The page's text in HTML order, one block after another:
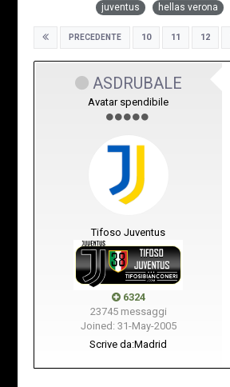
juventus hellas verona
PRECEDENTE 10 11 12
ASDRUBALE
Avatar spendibile
Tifoso Juventus
6324
23745 messaggi
Joined: 31-May-2005
Scrive da:Madrid